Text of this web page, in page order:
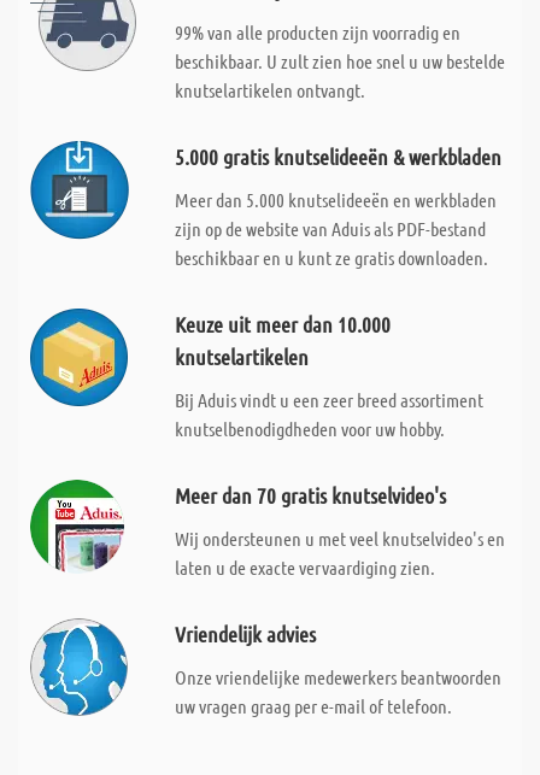
99% van alle producten zijn voorradig en
beschikbaar. U zult zien hoe snel u uw bestelde
knutselartikelen ontvangt.
5.000 gratis knutselideeën & werkbladen
Meer dan 5.000 knutselideeën en werkbladen
zijn op de website van Aduis als PDF-bestand
beschikbaar en u kunt ze gratis downloaden.
Keuze uit meer dan 10.000
knutselartikelen
Bij Aduis vindt u een zeer breed assortiment
knutselbenodigdheden voor uw hobby.
Meer dan 70 gratis knutselvideo's
Wij ondersteunen u met veel knutselvideo's en
laten u de exacte vervaardiging zien.
Vriendelijk advies
Onze vriendelijke medewerkers beantwoorden
uw vragen graag per e-mail of telefoon.